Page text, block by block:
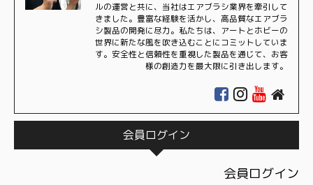
ルの運営と共に、当社はエアブラシ業界を牽引して
きました。豊富な経験を活かし、高品質なエアブラ
シ製品の開発に尽力。私たちは、アートとホビーの
世界に新たな風を吹き込むことにコミットしていま
す。安全性と信頼性を重視した製品を通じて、お客
様の創造力を最大限に引き出します。
会員ログイン
会員ログイン